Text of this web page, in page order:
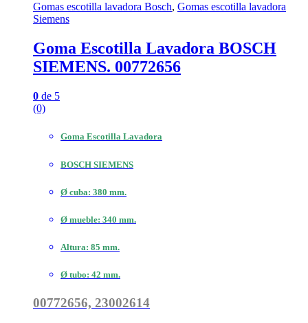
Gomas escotilla lavadora Bosch, Gomas escotilla lavadora
Siemens
Goma Escotilla Lavadora BOSCH
SIEMENS. 00772656
0 de 5
(0)
Goma Escotilla Lavadora
BOSCH SIEMENS
Ø cuba: 380 mm.
Ø mueble: 340 mm.
Altura: 85 mm.
Ø tubo: 42 mm.
00772656, 23002614